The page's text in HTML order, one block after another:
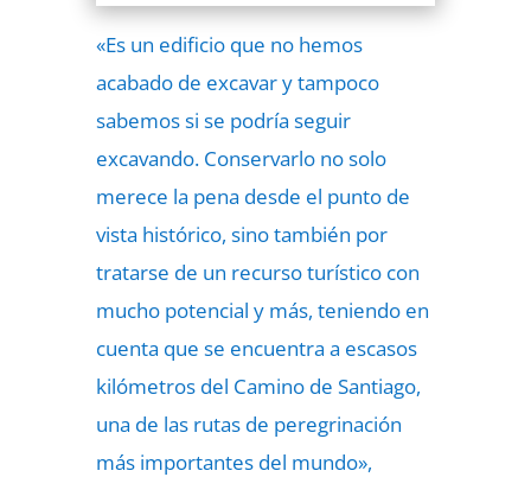
«Es un edificio que no hemos
acabado de excavar y tampoco
sabemos si se podría seguir
excavando. Conservarlo no solo
merece la pena desde el punto de
vista histórico, sino también por
tratarse de un recurso turístico con
mucho potencial y más, teniendo en
cuenta que se encuentra a escasos
kilómetros del Camino de Santiago,
una de las rutas de peregrinación
más importantes del mundo»,